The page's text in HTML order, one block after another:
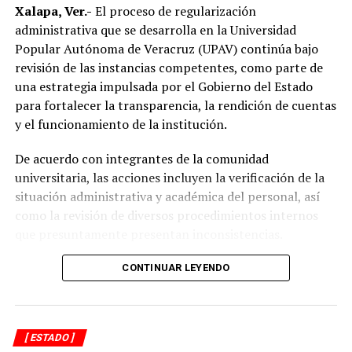
eléctricas y cambio de transformadores, acciones que
forman parte del programa de modernización de la
infraestructura eléctrica que impulsa la CFE en el
municipio.
Destacó que, en apenas siete meses, la inversión ejercida
por la Comisión Federal de Electricidad en Alvarado
supera la realizada durante los últimos diez años,
reflejando el resultado de las gestiones emprendidas por
la actual administración municipal para atender una de
las principales demandas de la población.
gestionando recursos y proyectos que contribuyan al
desarrollo del municipio y al bienestar de las familias
alvaradeñas”.
Por último, reconoció y agradeció a la gobernadora del
Xalapa, Ver.- El proceso de regularización
administrativa que se desarrolla en la Universidad
Popular Autónoma de Veracruz (UPAV) continúa bajo
revisión de las instancias competentes, como parte de
una estrategia impulsada por el Gobierno del Estado
para fortalecer la transparencia, la rendición de cuentas
y el funcionamiento de la institución.
De acuerdo con integrantes de la comunidad
universitaria, las acciones incluyen la verificación de la
situación administrativa y académica del personal, así
como la revisión de diversos procedimientos internos
Entre los aspectos que son objeto de análisis se
simultáneas en distintos centros de estudio, la
validación de documentación académica de directivos,
adeudos en la entrega de calificaciones, denuncias por
CONTINUAR LEYENDO
[ ESTADO ]